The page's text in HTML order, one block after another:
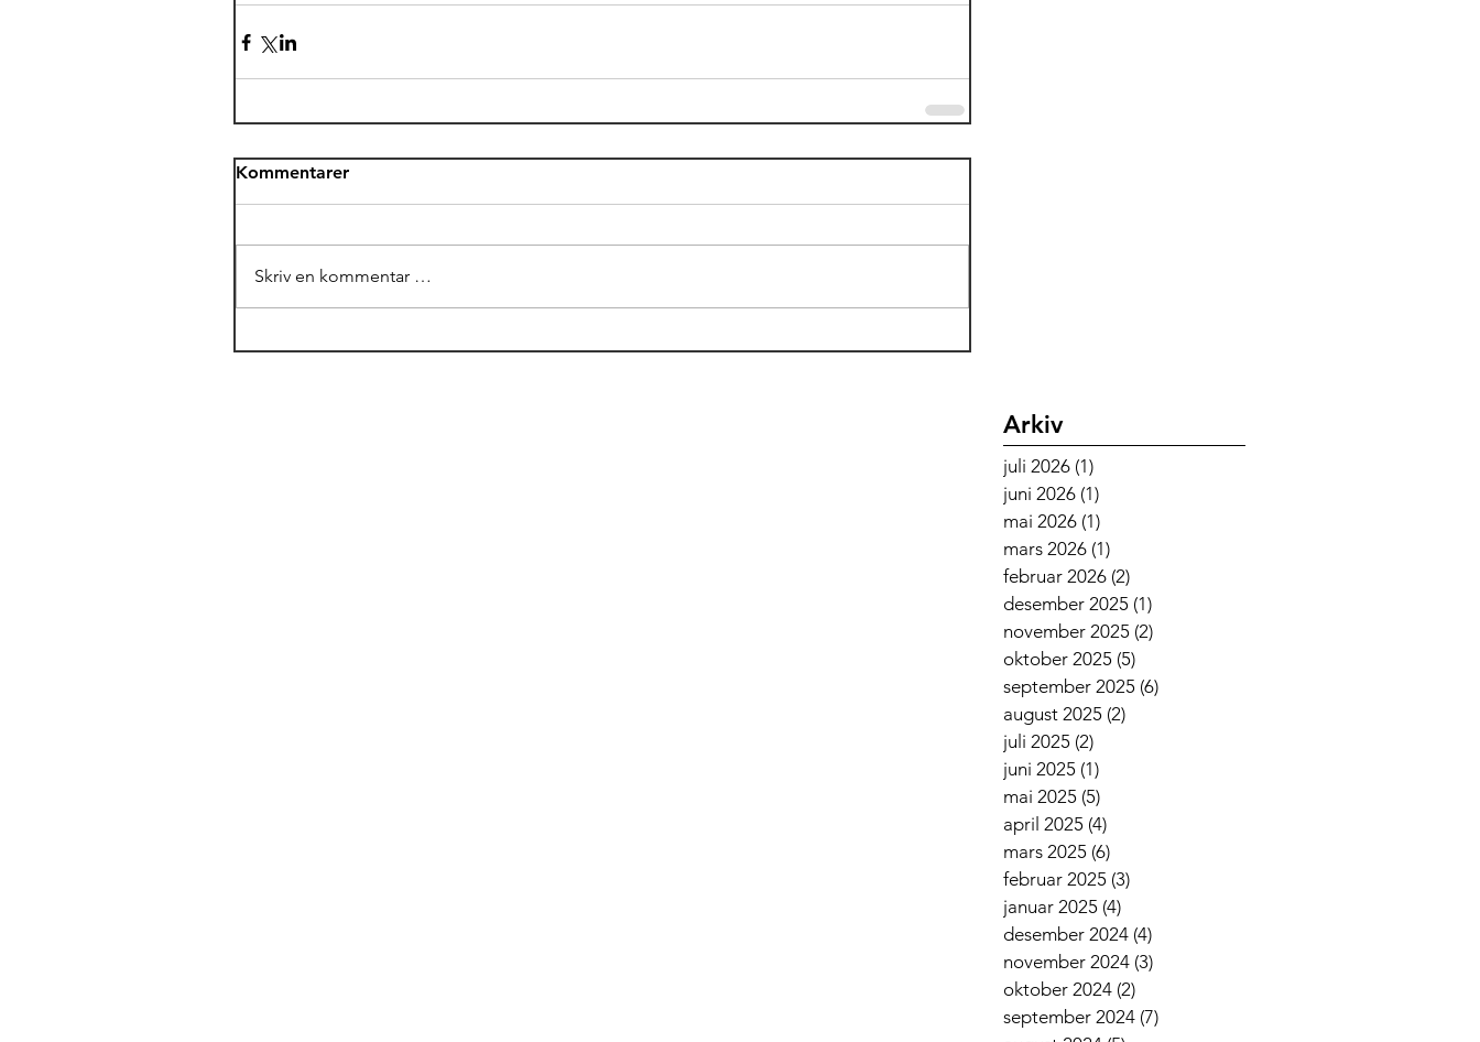
Kommentarer
Skriv en kommentar …
Arkiv
juli 2026 (1)
juni 2026 (1)
mai 2026 (1)
mars 2026 (1)
februar 2026 (2)
desember 2025 (1)
november 2025 (2)
oktober 2025 (5)
september 2025 (6)
august 2025 (2)
juli 2025 (2)
juni 2025 (1)
mai 2025 (5)
april 2025 (4)
mars 2025 (6)
februar 2025 (3)
januar 2025 (4)
desember 2024 (4)
november 2024 (3)
oktober 2024 (2)
september 2024 (7)